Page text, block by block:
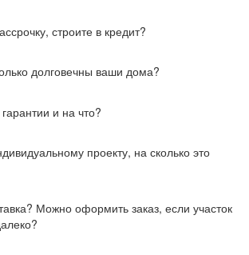
строите в кредит?
долговечны ваши дома?
и на что?
проекту, на сколько это
Можно оформить заказ, если участок